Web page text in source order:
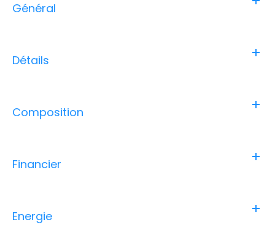
Général
Détails
Composition
Financier
Energie